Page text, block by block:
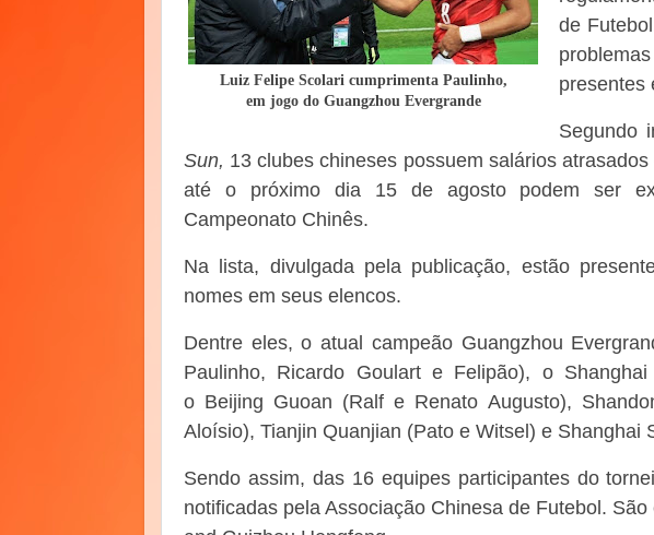
Luiz Felipe Scolari cumprimenta Paulinho,
em jogo do Guangzhou Evergrande
de
presentes
Segundo
Sun, 13 clubes chineses possuem salários
até o próximo dia 15 de agosto podem ser
Campeonato Chinês.
Na lista, divulgada pela publicação, estão
nomes em seus elencos.
Dentre eles, o atual campeão Guangzhou
Paulinho, Ricardo Goulart e Felipão), o
o Beijing Guoan (Ralf e Renato Augusto),
Aloísio), Tianjin Quanjian (Pato e Witsel) e Shanghai
Sendo assim, das 16 equipes participantes do
notificadas pela Associação Chinesa de Futebol.